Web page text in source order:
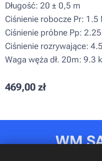
Długość: 20 ± 0,5 m
Ciśnienie robocze Pr: 1.5
Ciśnienie próbne Pp:
Ciśnienie rozrywające:
Waga węża dł. 20m: 9.3
469,00 zł
WM